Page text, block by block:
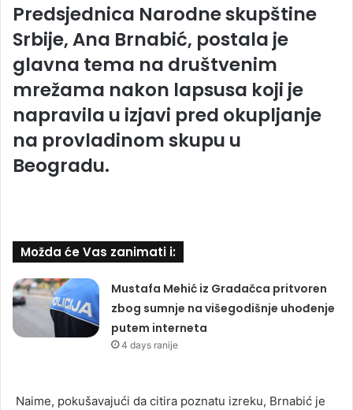
Predsjednica Narodne skupštine
Srbije, Ana Brnabić, postala je
glavna tema na društvenim
mrežama nakon lapsusa koji je
napravila u izjavi pred okupljanje
na provladinom skupu u
Beogradu.
Možda će Vas zanimati i:
Mustafa Mehić iz Gradačca pritvoren
zbog sumnje na višegodišnje uhođenje
putem interneta
4 days ranije
Naime, pokušavajući da citira poznatu izreku, Brnabić je